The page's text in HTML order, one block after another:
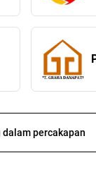
dalam percakapan